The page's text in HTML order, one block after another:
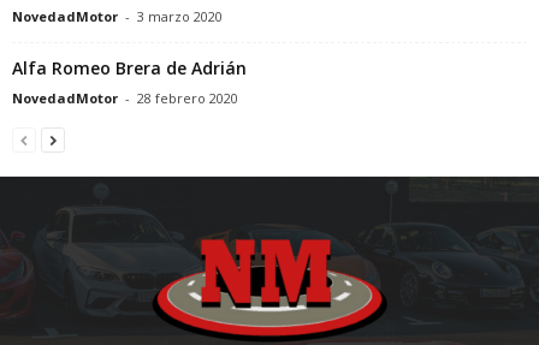
NovedadMotor - 3 marzo 2020
Alfa Romeo Brera de Adrián
NovedadMotor - 28 febrero 2020